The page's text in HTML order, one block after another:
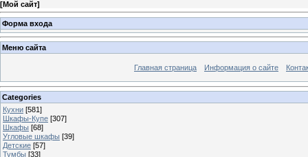
[Мой сайт]
Форма входа
Меню сайта
Главная страница Информация о сайте
Categories
Кухни [581]
Шкафы-Купе [307]
Шкафы [68]
Угловые шкафы [39]
Детские [57]
Тумбы [33]